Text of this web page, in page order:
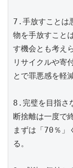
7.手放すことは
物を手放すこと
す機会とも考え
リサイクルや寄
とで罪悪感を軽
8.完璧を目指さ
断捨離は一度で
まずは「70％」
る。